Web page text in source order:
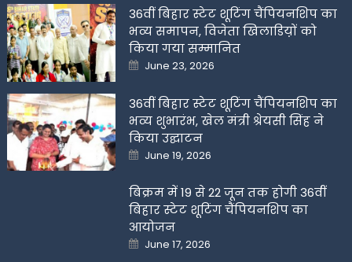
36वीं बिहार स्टेट शूटिंग चैंपियनशिप का
भव्य समापन, विजेता खिलाडिय़ों को
किया गया सम्मानित
Posted
on
June 23, 2026
36वीं बिहार स्टेट शूटिंग चैंपियनशिप का
भव्य शुभारंभ, खेल मंत्री श्रेयसी सिंह ने
किया उद्घाटन
Posted
on
June 19, 2026
बिक्रम में 19 से 22 जून तक होगी 36वीं
बिहार स्टेट शूटिंग चैंपियनशिप का
आयोजन
Posted
on
June 17, 2026